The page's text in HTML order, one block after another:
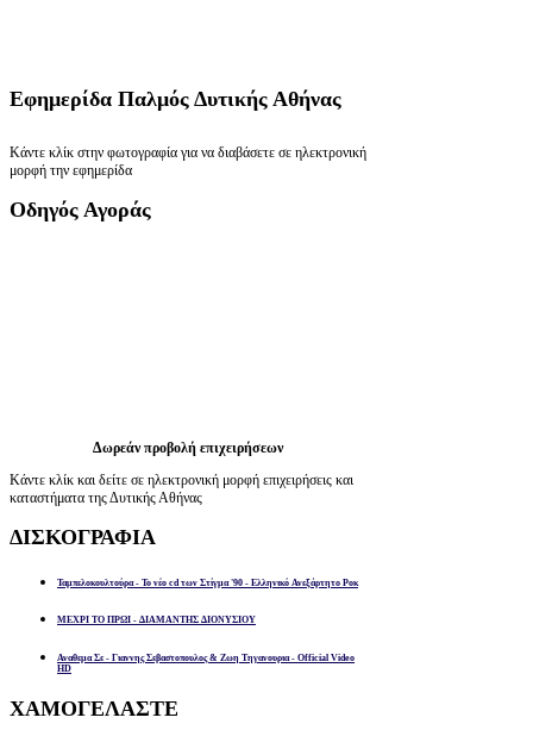
Εφημερίδα Παλμός Δυτικής Αθήνας
Κάντε κλίκ στην φωτογραφία για να διαβάσετε σε ηλεκτρονική
μορφή την εφημερίδα
Οδηγός Αγοράς
Δωρεάν προβολή επιχειρήσεων
Κάντε κλίκ και δείτε σε ηλεκτρονική μορφή επιχειρήσεις και
καταστήματα της Δυτικής Αθήνας
ΔΙΣΚΟΓΡΑΦΙΑ
Ταμπελοκουλτούρα - Το νέο cd των Στίγμα '90 - Ελληνικό Ανεξάρτητο Ροκ
ΜΕΧΡΙ ΤΟ ΠΡΩΙ - ΔΙΑΜΑΝΤΗΣ ΔΙΟΝΥΣΙΟΥ
Αναθεμα Σε - Γιαννης Σεβαστοπουλος & Ζωη Τηγανουρια - Official Video
HD
ΧΑΜΟΓΕΛΑΣΤΕ